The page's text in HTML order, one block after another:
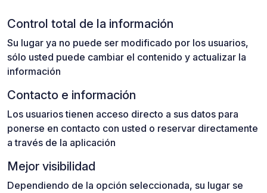
Control total de la información
Su lugar ya no puede ser modificado por los usuarios,
sólo usted puede cambiar el contenido y actualizar la
información
Contacto e información
Los usuarios tienen acceso directo a sus datos para
ponerse en contacto con usted o reservar directamente
a través de la aplicación
Mejor visibilidad
Dependiendo de la opción seleccionada, su lugar se